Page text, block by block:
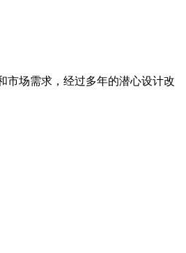
市场需求，经过多年的潜心设计改